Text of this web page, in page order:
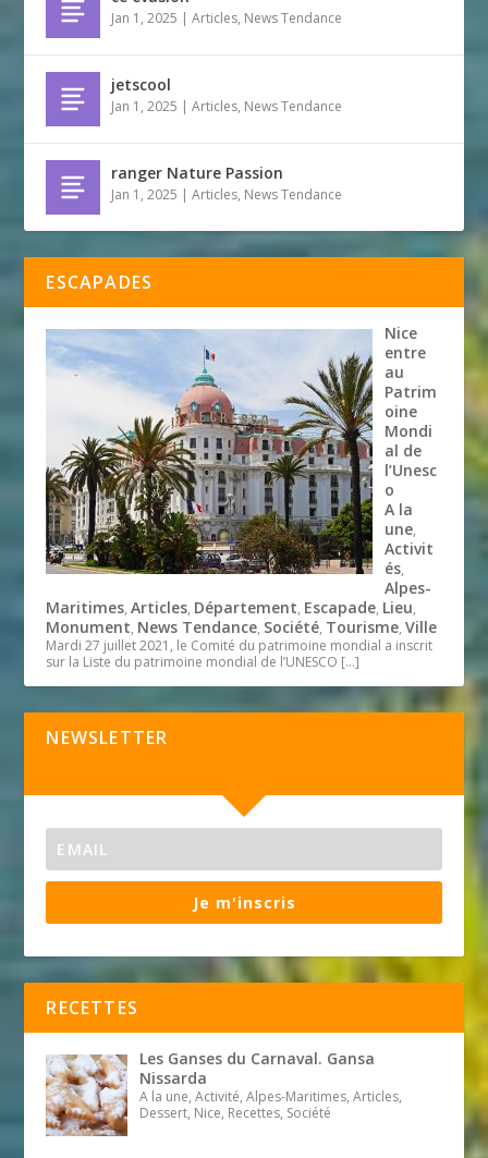
Jan 1, 2025 |Articles, News Tendance
jetscool
Jan 1, 2025 |Articles, News Tendance
ranger Nature Passion
Jan 1, 2025 |Articles, News Tendance
ESCAPADES
Nice
entre
au
Patrim
oine
Mondi
al de
l’Unesc
o
A la
une,
Activit
és,
Alpes-
Maritimes,Articles, Département, Escapade, Lieu,
Monument, News Tendance, Société, Tourisme,Ville
Mardi 27 juillet 2021, le Comité du patrimoine mondial a inscrit
sur la Liste du patrimoine mondial de l’UNESCO […]
NEWSLETTER
Je m'inscris
RECETTES
Les Ganses du Carnaval. Gansa
Nissarda
A la une, Activité, Alpes-Maritimes, Articles,
Dessert, Nice, Recettes, Société